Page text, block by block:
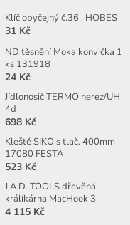
Klíč obyčejný č.36 . HOBES
31 Kč
ND těsnění Moka konvička 1
ks 131918
24 Kč
Jídlonosič TERMO nerez/UH
4d
698 Kč
Kleště SIKO s tlač. 400mm
17080 FESTA
523 Kč
J.A.D. TOOLS dřevěná
králíkárna MacHook 3
4 115 Kč